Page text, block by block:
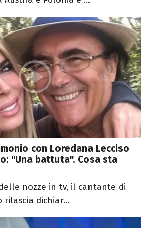
con Loredana Lecciso
"Una battuta". Cosa sta
nozze in tv, il cantante di
rilascia dichiar...